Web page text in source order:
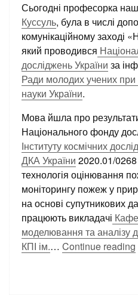
Сьогодні професорка
Куссуль, була в числі
комунікаційному заході
який проводився
досліджень України за
Ради молодих учених при
науки України.
Мова йшла про
Національного фонду
Інституту космічних
ДКА України 2020.01/
технологія оцінювання
моніторингу пожеж у
на основі супутникових
працюють викладачі
моделювання та аналізу
КПІ ім.… Continue reading